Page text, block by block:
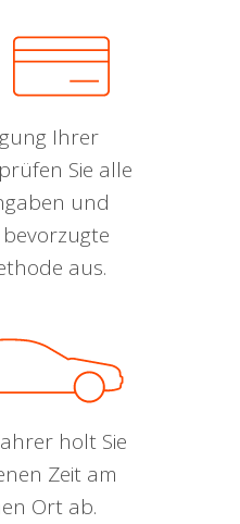
Ihrer
Sie alle
und
aus.
holt Sie
Zeit am
Ort ab.